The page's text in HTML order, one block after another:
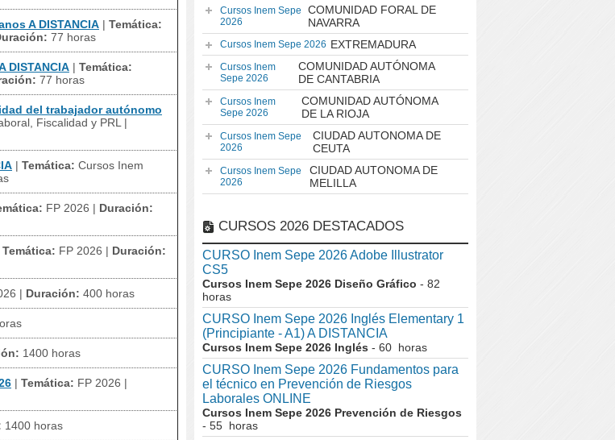
A DISTANCIA | Temática:
77 horas
DISTANCIA | Temática:
77 horas
del trabajador autónomo
Fiscalidad y PRL |
| Temática: Cursos Inem
FP 2026 | Duración:
Temática: FP 2026 | Duración:
| Duración: 400 horas
1400 horas
| Temática: FP 2026 |
1400 horas
Cursos Inem Sepe
2026
COMUNIDAD FORAL DE
NAVARRA
Cursos Inem Sepe 2026 EXTREMADURA
Cursos Inem
Sepe 2026
COMUNIDAD AUTÓNOMA
DE CANTABRIA
Cursos Inem
Sepe 2026
COMUNIDAD AUTÓNOMA
DE LA RIOJA
Cursos Inem Sepe
2026
CIUDAD AUTONOMA DE
CEUTA
Cursos Inem Sepe
2026
CIUDAD AUTONOMA DE
MELILLA
CURSOS 2026 DESTACADOS
CURSO Inem Sepe 2026 Adobe Illustrator
CS5
Cursos Inem Sepe 2026 Diseño Gráfico - 82
horas
CURSO Inem Sepe 2026 Inglés Elementary 1
(Principiante - A1) A DISTANCIA
Cursos Inem Sepe 2026 Inglés - 60 horas
CURSO Inem Sepe 2026 Fundamentos para
el técnico en Prevención de Riesgos
Laborales ONLINE
Cursos Inem Sepe 2026 Prevención de Riesgos
- 55 horas